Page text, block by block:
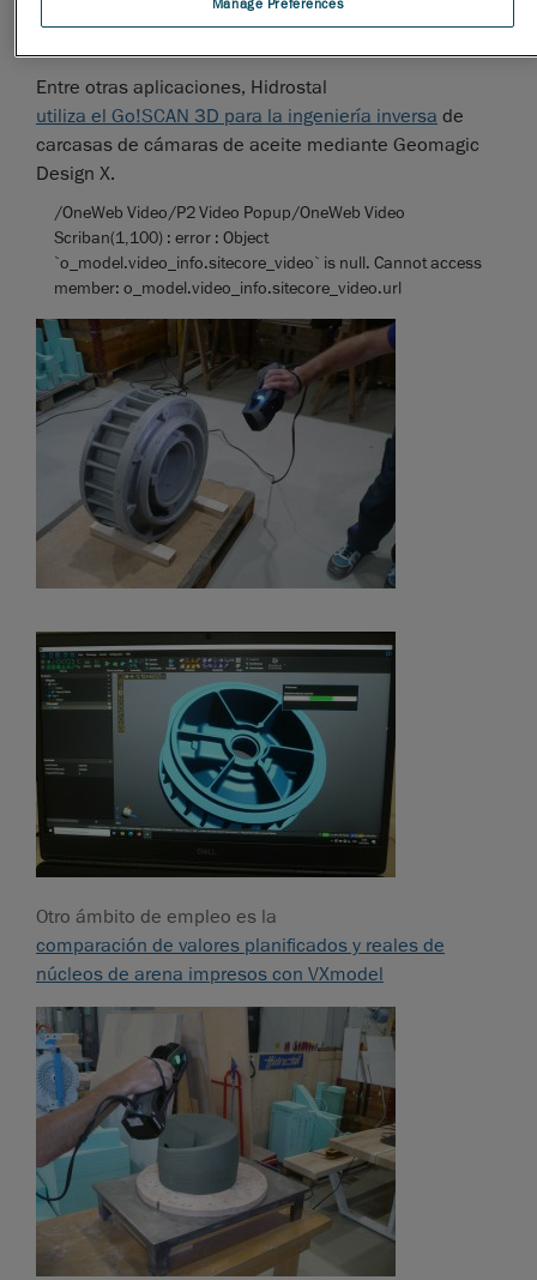
Entre otras aplicaciones, Hidrostal
utiliza el Go!SCAN 3D para la ingeniería inversa de
carcasas de cámaras de aceite mediante Geomagic
Design X.
/OneWeb Video/P2 Video Popup/OneWeb Video
Scriban(1,100) : error : Object
`o_model.video_info.sitecore_video` is null. Cannot access
member: o_model.video_info.sitecore_video.url
Otro ámbito de empleo es la
comparación de valores planificados y reales de
núcleos de arena impresos con VXmodel